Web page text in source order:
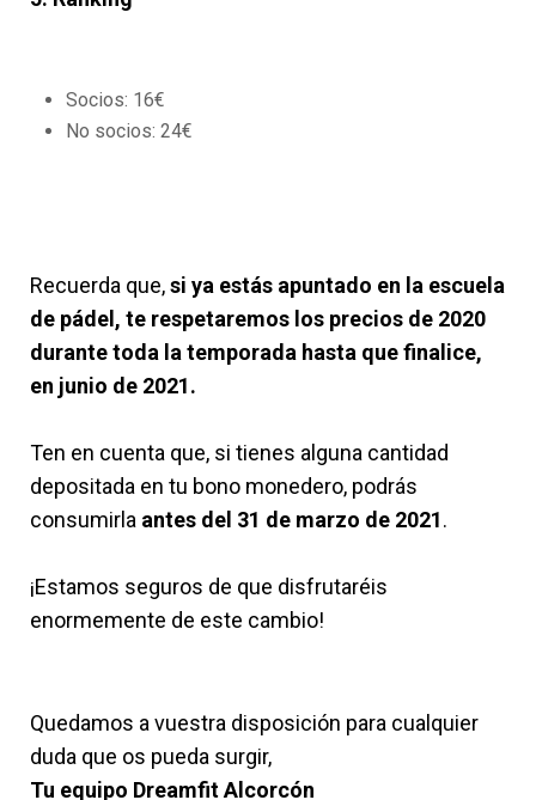
Socios: 16€
No socios: 24€
Recuerda que,si ya estás apuntado en la escuela
de pádel, te respetaremos los precios de 2020
durante toda la temporada hasta que finalice,
en junio de 2021.
Ten en cuenta que, si tienes alguna cantidad
depositada en tu bono monedero, podrás
consumirla antes del 31 de marzo de 2021.
¡Estamos seguros de que disfrutaréis
enormemente de este cambio!
Quedamos a vuestra disposición para cualquier
duda que os pueda surgir,
Tu equipo Dreamfit Alcorcón